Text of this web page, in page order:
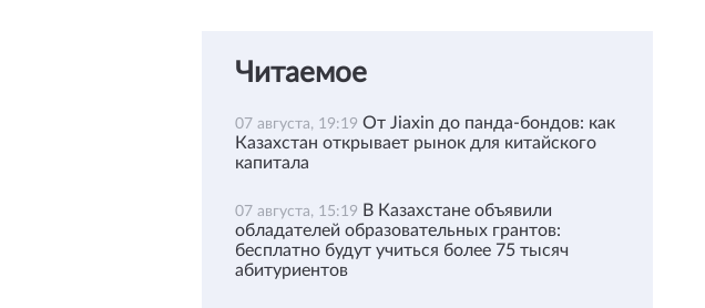
Читаемое
07 августа, 19:19 От Jiaxin до панда-бондов: как
Казахстан открывает рынок для китайского
капитала
07 августа, 15:19 В Казахстане объявили
обладателей образовательных грантов:
бесплатно будут учиться более 75 тысяч
абитуриентов